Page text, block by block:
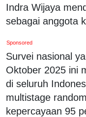
Indra Wijaya
sebagai anggota
Sponsored
Survei nasional
Oktober 2025 ini
di seluruh
multistage
kepercayaan 95